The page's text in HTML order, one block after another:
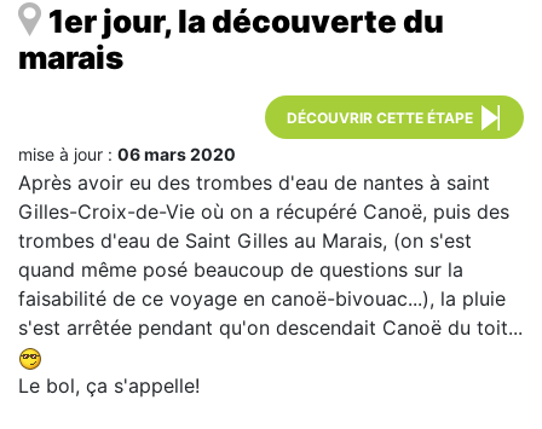
1er jour, la découverte du
marais
DÉCOUVRIR CETTE ÉTAPE
mise à jour : 06 mars 2020
Après avoir eu des trombes d'eau de nantes à saint
Gilles-Croix-de-Vie où on a récupéré Canoë, puis des
trombes d'eau de Saint Gilles au Marais, (on s'est
quand même posé beaucoup de questions sur la
faisabilité de ce voyage en canoë-bivouac...), la pluie
s'est arrêtée pendant qu'on descendait Canoë du toit...
Le bol, ça s'appelle!